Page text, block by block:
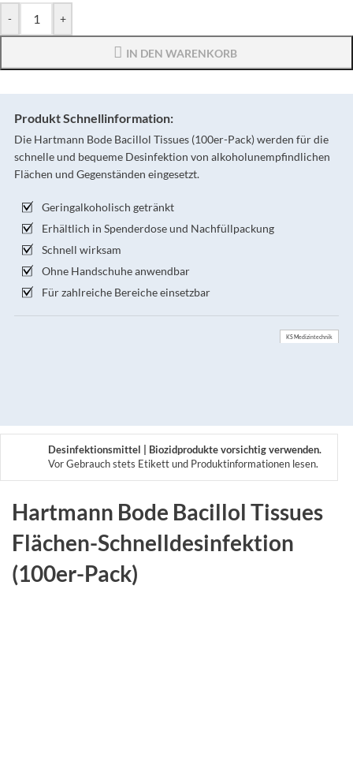
- +
IN DEN WARENKORB
Produkt Schnellinformation:
Die Hartmann Bode Bacillol Tissues (100er-Pack) werden für die
schnelle und bequeme Desinfektion von alkoholunempfindlichen
Flächen und Gegenständen eingesetzt.
Geringalkoholisch getränkt
Erhältlich in Spenderdose und Nachfüllpackung
Schnell wirksam
Ohne Handschuhe anwendbar
Für zahlreiche Bereiche einsetzbar
KS Medizintechnik
Desinfektionsmittel | Biozidprodukte vorsichtig verwenden.
Vor Gebrauch stets Etikett und Produktinformationen lesen.
Hartmann Bode Bacillol Tissues
Flächen-Schnelldesinfektion
(100er-Pack)